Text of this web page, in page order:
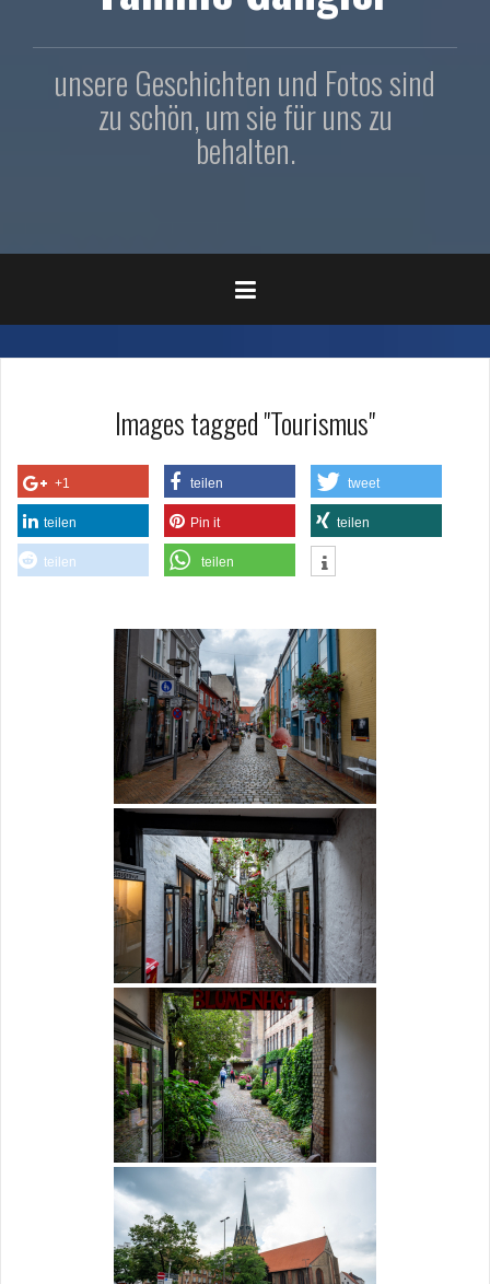
unsere Geschichten und Fotos sind
zu schön, um sie für uns zu
behalten.
Images tagged "Tourismus"
+1 teilen tweet
teilen Pin it teilen
teilen teilen